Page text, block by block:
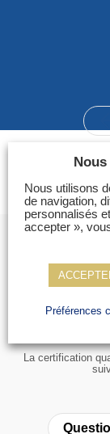
Espace
La certification
Nous utilisons
de navigation,
personnalisés
accepter »,
Préférences